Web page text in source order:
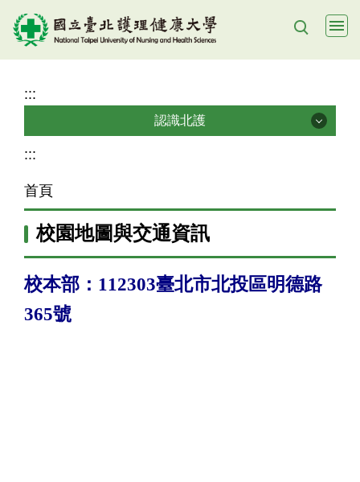
跳
到
主
:::
認識北護
北護新聞稿
北護焦點
北護校訊電子期刊
緊急聯絡電話
:::
首頁
校園地圖與交通資訊
校本部：112303臺北市北投區明德路
365號